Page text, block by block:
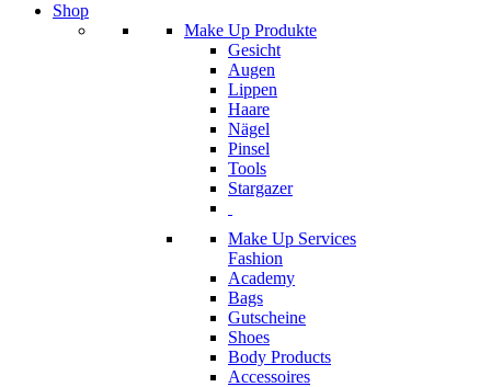
Shop
Make Up Produkte
Gesicht
Augen
Lippen
Haare
Nägel
Pinsel
Tools
Stargazer
Make Up Services
Fashion
Academy
Bags
Gutscheine
Shoes
Body Products
Accessoires